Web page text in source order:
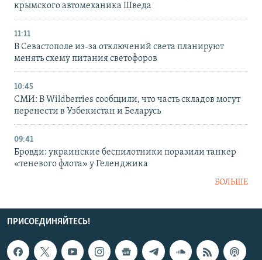
крымского автомеханика Шведа
11:11
В Севастополе из-за отключений света планируют
менять схему питания светофоров
10:45
СМИ: В Wildberries сообщили, что часть складов могут
перенести в Узбекистан и Беларусь
09:41
Бровди: украинские беспилотники поразили танкер
«теневого флота» у Геленджика
БОЛЬШЕ
ПРИСОЕДИНЯЙТЕСЬ!